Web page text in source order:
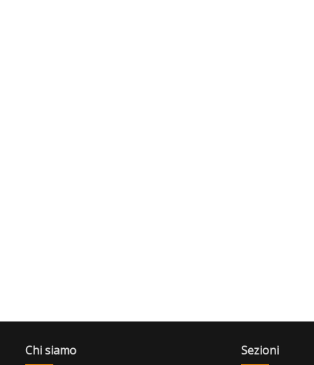
Chi siamo Sezioni